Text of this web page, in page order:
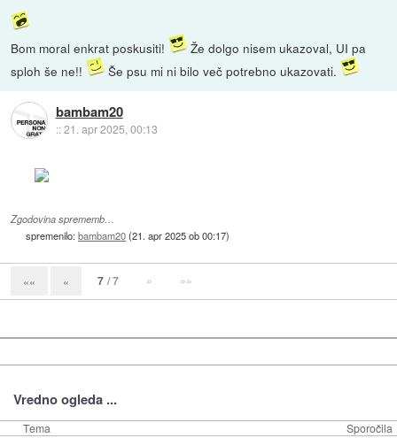
Bom moral enkrat poskusiti!
Že dolgo nisem ukazoval, UI pa
sploh še ne!!
Še psu mi ni bilo več potrebno ukazovati.
bambam20
::21. apr 2025, 00:13
Zgodovina sprememb…
spremenilo:bambam20(21. apr 2025 ob 00:17)
«« « 7 / 7 » »»
Vredno ogleda ...
Tema Sporočila